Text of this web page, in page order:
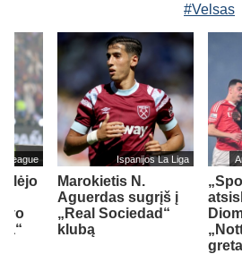
#Velsas
League Ispanijos La Liga
Marokietis N.
Aguerdas sugrįš į
„Real Sociedad“
klubą